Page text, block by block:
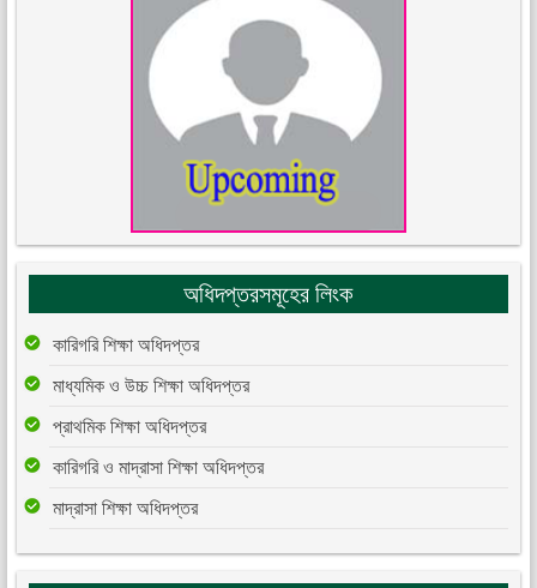
অধিদপ্তরসমূহের লিংক
কারিগরি শিক্ষা অধিদপ্তর
মাধ্যমিক ও উচ্চ শিক্ষা অধিদপ্তর
প্রাথমিক শিক্ষা অধিদপ্তর
কারিগরি ও মাদ্রাসা শিক্ষা অধিদপ্তর
মাদ্রাসা শিক্ষা অধিদপ্তর